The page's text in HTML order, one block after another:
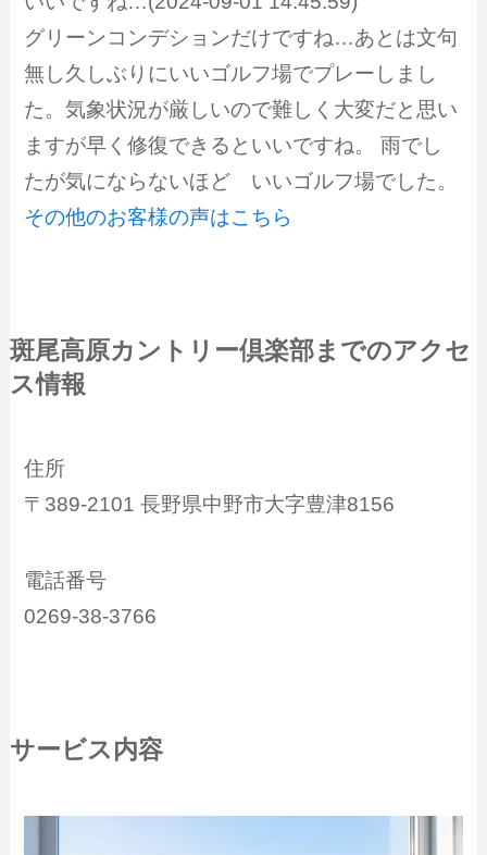
グリーンコンデションだけですね…あとは文句
無し久しぶりにいいゴルフ場でプレーしまし
た。気象状況が厳しいので難しく大変だと思い
ますが早く修復できるといいですね。 雨でし
たが気にならないほど いいゴルフ場でした。
その他のお客様の声はこちら
斑尾高原カントリー倶楽部までのアクセ
ス情報
住所
〒389-2101 長野県中野市大字豊津8156
電話番号
0269-38-3766
サービス内容